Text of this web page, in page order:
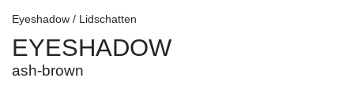
Eyeshadow / Lidschatten
EYESHADOW
ash-brown